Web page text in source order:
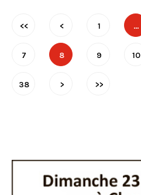
<< < 1 …
7 8 9 10
38 > >>